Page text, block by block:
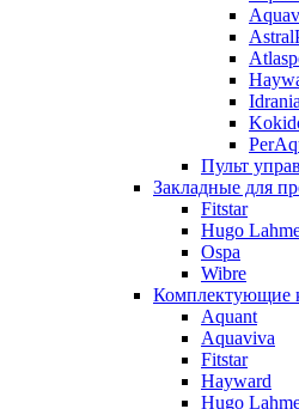
Idrania
Пульт
Закладные для
Fitstar
Hugo
Ospa
Wibre
Комплектующие
Aquant
Aquaviva
Fitstar
Hayward
Hugo